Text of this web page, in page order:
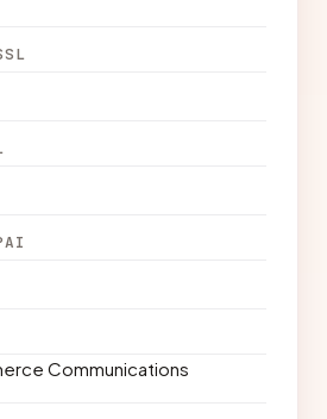
Communications